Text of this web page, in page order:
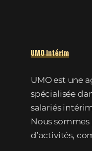
UMO Intérim
UMO est une
spécialisée
salariés
Nous
d’activités,